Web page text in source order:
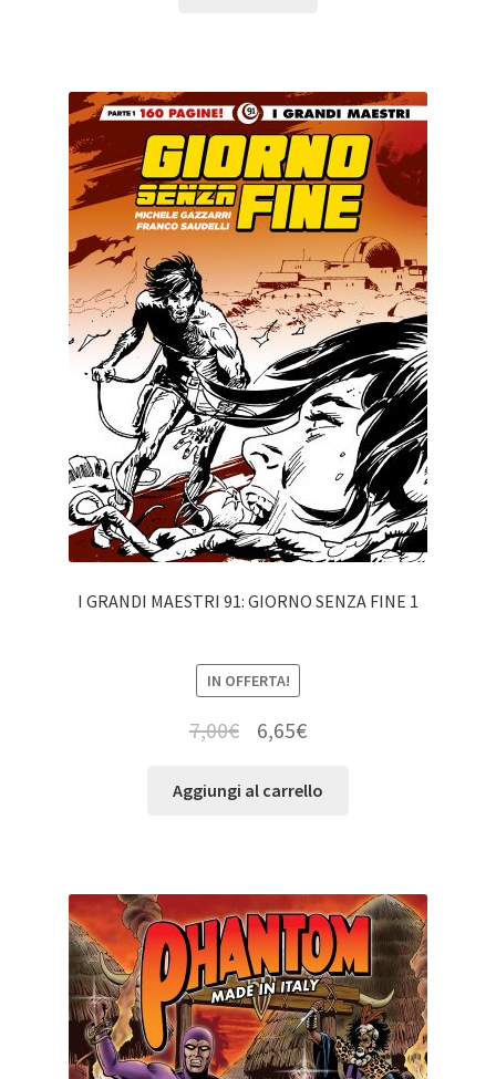
I GRANDI MAESTRI 91: GIORNO SENZA FINE 1
IN OFFERTA!
7,00€ 6,65€
Aggiungi al carrello